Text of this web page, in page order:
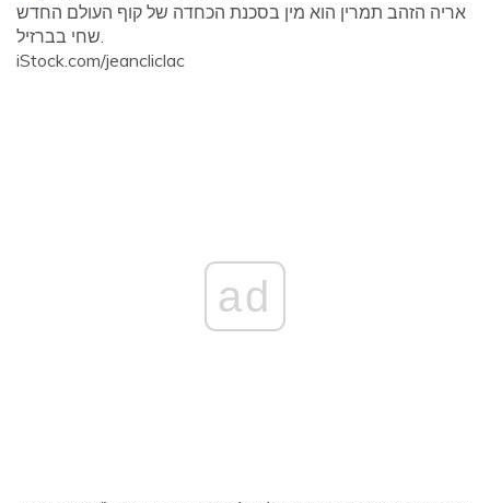
אריה הזהב תמרין הוא מין בסכנת הכחדה של קוף העולם החדש
שחי בברזיל.
iStock.com/jeancliclac
ad